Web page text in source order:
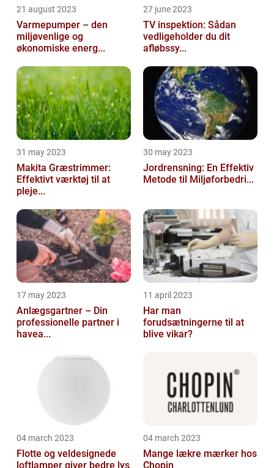
21 august 2023
Varmepumper – den
miljøvenlige og
økonomiske energ...
27 june 2023
TV inspektion: Sådan
vedligeholder du dit
afløbssy...
31 may 2023
Makita Græstrimmer:
Effektivt værktøj til at
pleje...
30 may 2023
Jordrensning: En Effektiv
Metode til Miljøforbedri...
17 may 2023
Anlægsgartner – Din
professionelle partner i
havea...
11 april 2023
Har man
forudsætningerne til at
blive vikar?
04 march 2023
Flotte og veldesignede
loftlamper giver bedre lys
04 march 2023
Mange lækre mærker hos
Chopin